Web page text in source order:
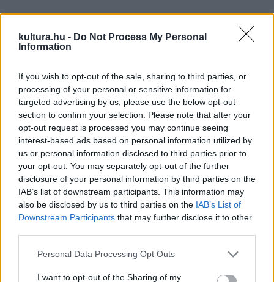
kultura.hu - Do Not Process My Personal
Information
If you wish to opt-out of the sale, sharing to third parties, or
processing of your personal or sensitive information for
targeted advertising by us, please use the below opt-out
section to confirm your selection. Please note that after your
opt-out request is processed you may continue seeing
interest-based ads based on personal information utilized by
us or personal information disclosed to third parties prior to
your opt-out. You may separately opt-out of the further
disclosure of your personal information by third parties on the
IAB’s list of downstream participants. This information may
also be disclosed by us to third parties on the IAB’s List of
Downstream Participants that may further disclose it to other
Please note that this website/app uses one or more Google
not limited to your visit or usage behaviour. You may click to
Personal Data Processing Opt Outs
I want to opt-out of the Sharing of my
Húsvéti Nyuladalom Siófokon
PROGRAM
Kivirágzott keresztfája – Húsvéti
táncjáték
PROGRAM
Márai a budai Várnegyedben, Húsvéti
Nyuladalom, érdekességek a
jogtörténetből – Programajánló
Márai-emlékkiállítás a budai Várnegyedben, Tavaszi Margó
Irodalmi Fesztivál a Margitszigeten, táncjáték a
Hagyományok Házában, Húsvéti Nyuladalom Siófokon,
érdekességek a honi jogszolgáltatás történetéből – további